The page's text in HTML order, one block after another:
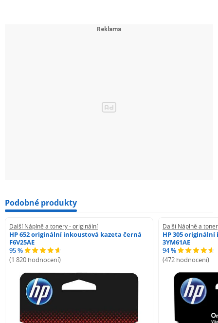
Podobné produkty
Další Náplně a tonery - originální
HP 652 originální inkoustová kazeta černá
F6V25AE
95 %
(1 820 hodnocení)
Další Náplně a
HP 305
3YM61AE
94 %
(472 hodnocení)